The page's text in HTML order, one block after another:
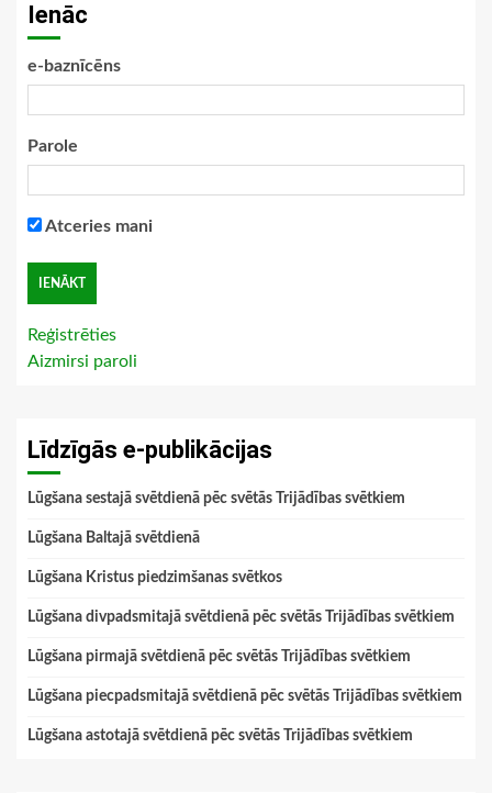
Ienāc
e-baznīcēns
Parole
Atceries mani
Reģistrēties
Aizmirsi paroli
Līdzīgās e-publikācijas
Lūgšana sestajā svētdienā pēc svētās Trijādības svētkiem
Lūgšana Baltajā svētdienā
Lūgšana Kristus piedzimšanas svētkos
Lūgšana divpadsmitajā svētdienā pēc svētās Trijādības svētkiem
Lūgšana pirmajā svētdienā pēc svētās Trijādības svētkiem
Lūgšana piecpadsmitajā svētdienā pēc svētās Trijādības svētkiem
Lūgšana astotajā svētdienā pēc svētās Trijādības svētkiem